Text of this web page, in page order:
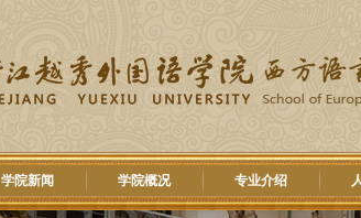
学院新闻 学院概况 专业介绍